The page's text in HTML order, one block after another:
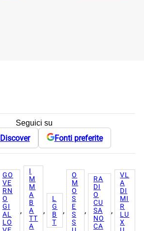
Seguici su
Discover Fonti preferite
GO
VE
RN
O
GI
AL
LO
,
I
M
M
A
B
A
TT
A
,
L
G
B
T
,
O
M
O
S
E
S
S
,
RA
DI
O
CU
SA
NO
CA
,
VL
A
DI
MI
R
LU
X